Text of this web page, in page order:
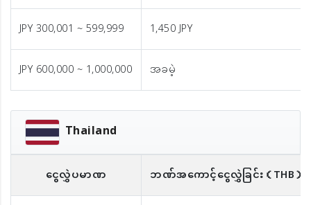
JPY 300,001 ~ 599,999
1,450 JPY
JPY 600,000 ~ 1,000,000
အခမဲ့
Thailand
ငွေလွှဲပမာဏ ဘဏ်အကောင့်ငွေလွှဲခြင်း（THB）